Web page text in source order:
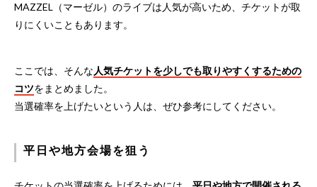
MAZZEL（マーゼル）のライブは人気が高いため、チケットが取
りにくいこともあります。
ここでは、そんな 人気チケットを少しでも取りやすくするための
コツをまとめました。
当選確率を上げたいという人は、ぜひ参考にしてください。
平日や地方会場を狙う